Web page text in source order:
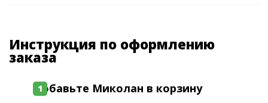
Инструкция по оформлению
заказа
Добавьте Миколан в корзину